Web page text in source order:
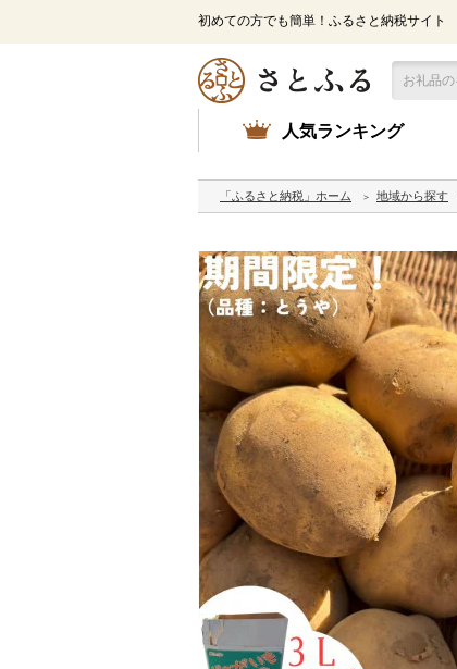
初めての方でも簡単！ふるさと納税サイト
人気ランキング
「ふるさと納税」ホーム 地域から探す